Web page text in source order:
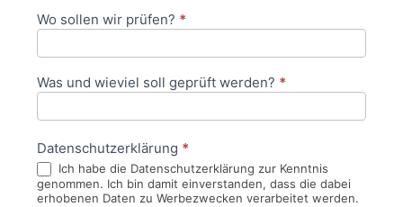
Wo sollen wir prüfen? *
Was und wieviel soll geprüft werden? *
Datenschutzerklärung *
Ich habe die Datenschutzerklärung zur Kenntnis
genommen. Ich bin damit einverstanden, dass die dabei
erhobenen Daten zu Werbezwecken verarbeitet werden.